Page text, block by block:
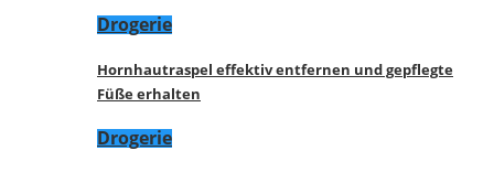
Drogerie
Hornhautraspel effektiv entfernen und gepflegte
Füße erhalten
Drogerie